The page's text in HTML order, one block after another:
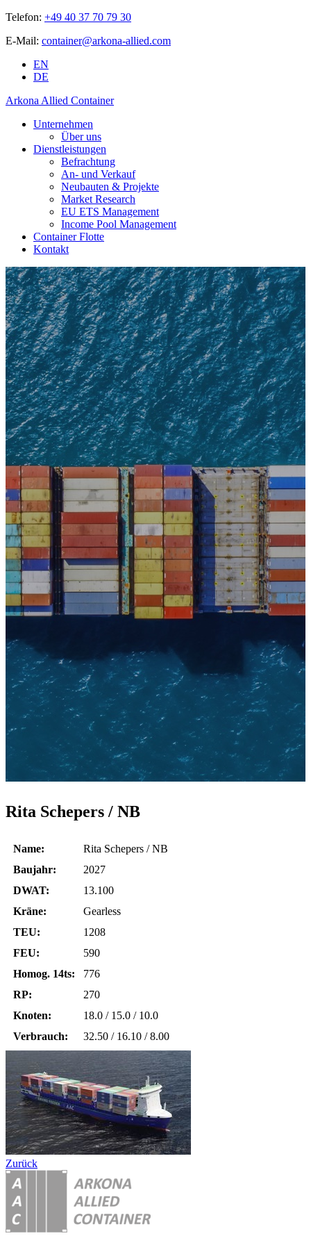
Telefon: +49 40 37 70 79 30
E-Mail: container@arkona-allied.com
EN
DE
Arkona Allied Container
Unternehmen
Über uns
Dienstleistungen
Befrachtung
An- und Verkauf
Neubauten & Projekte
Market Research
EU ETS Management
Income Pool Management
Container Flotte
Kontakt
Rita Schepers / NB
Name:
Rita Schepers / NB
Baujahr:
2027
DWAT:
13.100
Kräne:
Gearless
TEU:
1208
FEU:
590
Homog. 14ts:
776
RP:
270
Knoten:
18.0 / 15.0 / 10.0
Verbrauch:
32.50 / 16.10 / 8.00
Zurück